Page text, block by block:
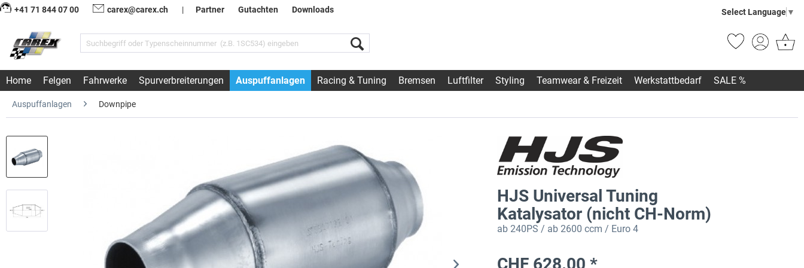
+41 71 844 07 00 carex@carex.ch | Partner Gutachten Downloads Select Language ▼
Home Felgen Fahrwerke Spurverbreiterungen Auspuffanlagen Racing & Tuning Bremsen Luftfilter Styling Teamwear & Freizeit Werkstattbedarf SALE %
Auspuffanlagen Downpipe
HJS Universal Tuning
Katalysator (nicht CH-Norm)
ab 240PS / ab 2600 ccm / Euro 4